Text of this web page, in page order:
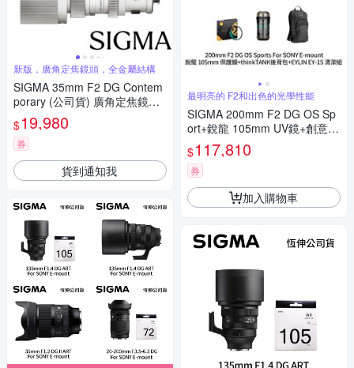
新版，廣角定焦鏡頭，全金屬結構
SIGMA 35mm F2 DG Contem
porary (公司貨) 廣角定焦鏡頭
全片幅無反微單眼鏡頭 i系列
$19,980
券
貨到通知我
最明亮的 F2和出色的光學性能
SIGMA 200mm F2 DG OS Sp
ort+銳龍 105mm UV鏡+創意坦
克 DarkLight 14L 後背包+EYLI
N EY-15清潔組 For SONY E-m
ount (公司貨)
$117,810
券
加入購物車